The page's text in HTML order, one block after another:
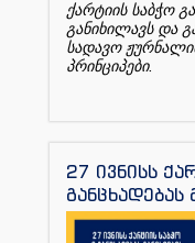
ქარტიის საბჭო
განიხილავს და
სადავო
პრინციპები.
27 ივნისს
განცხადებას